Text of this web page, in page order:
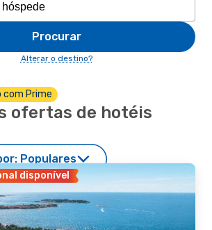
Procurar
Alterar o destino?
com Prime
ofertas de hotéis
Populares
disponível